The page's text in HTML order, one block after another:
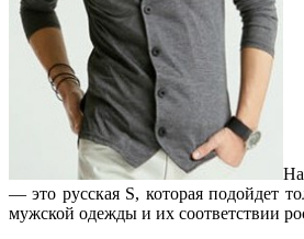
На
— это русская S, которая подойдет
мужской одежды и их соответствии